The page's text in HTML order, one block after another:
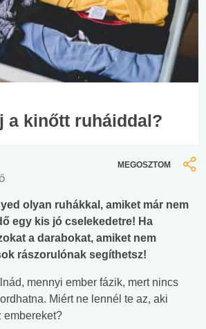
a kinőtt ruháiddal?
MEGOSZTOM
olyan ruhákkal, amiket már nem
egy kis jó cselekedetre! Ha
a darabokat, amiket nem
rászorulónak segíthetsz!
mennyi ember fázik, mert nincs
Miért ne lennél te az, aki
embereket?